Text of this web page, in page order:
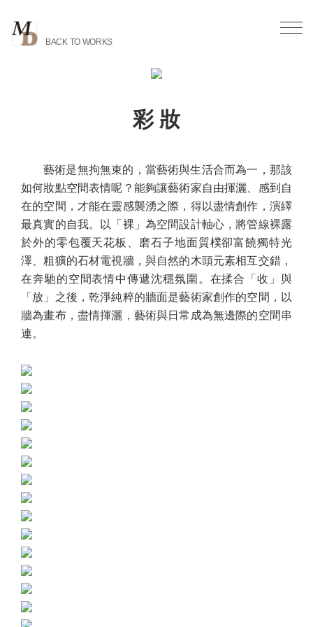
BACK TO WORKS
彩 妝
藝術是無拘無束的，當藝術與生活合而為一，那該
如何妝點空間表情呢？能夠讓藝術家自由揮灑、感到自
在的空間，才能在靈感襲湧之際，得以盡情創作，演繹
最真實的自我。以「裸」為空間設計軸心，將管線裸露
於外的零包覆天花板、磨石子地面質樸卻富饒獨特光
澤、粗獷的石材電視牆，與自然的木頭元素相互交錯，
在奔馳的空間表情中傳遞沈穩氛圍。在揉合「收」與
「放」之後，乾淨純粹的牆面是藝術家創作的空間，以
牆為畫布，盡情揮灑，藝術與日常成為無邊際的空間串
連。